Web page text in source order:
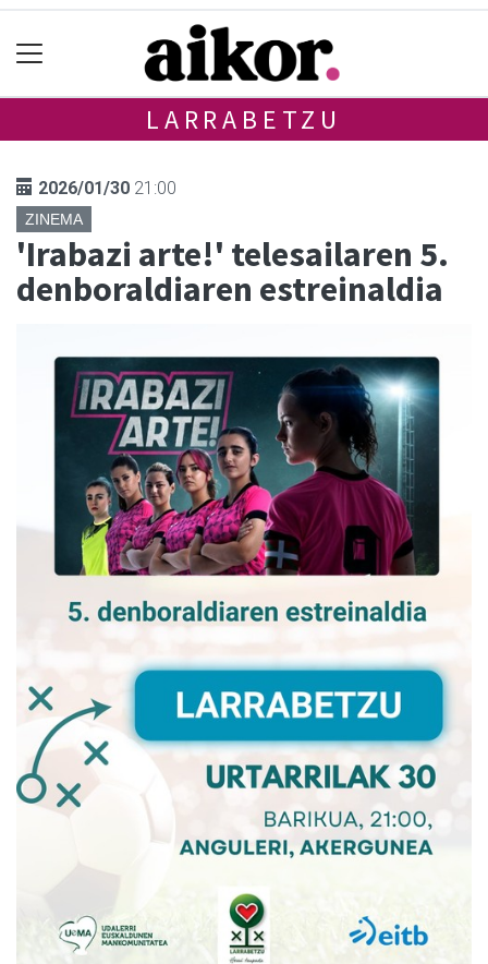
LARRABETZU
2026/01/30 21:00
ZINEMA
'Irabazi arte!' telesailaren 5.
denboraldiaren estreinaldia